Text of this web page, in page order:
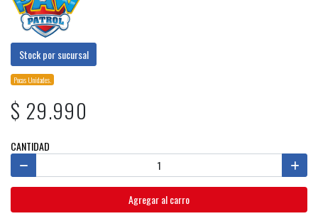
Stock por sucursal
Pocas Unidades.
$ 29.990
CANTIDAD
Agregar al carro